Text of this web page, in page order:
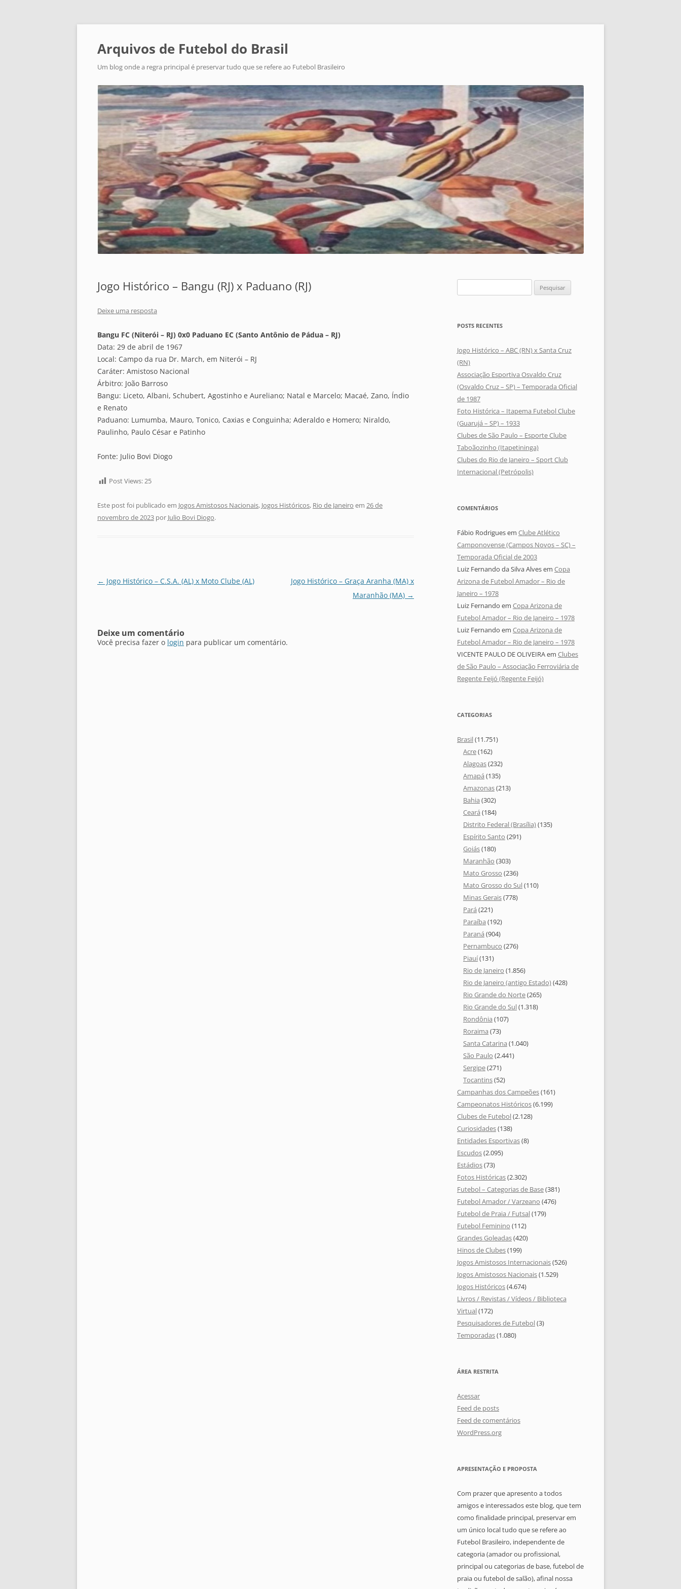
Arquivos de Futebol do Brasil
Um blog onde a regra principal é preservar tudo que se refere ao Futebol Brasileiro
Jogo Histórico – Bangu (RJ) x Paduano (RJ)
Deixe uma resposta
Bangu FC (Niterói – RJ) 0x0 Paduano EC (Santo Antônio de Pádua – RJ)
Data: 29 de abril de 1967
Local: Campo da rua Dr. March, em Niterói – RJ
Caráter: Amistoso Nacional
Árbitro: João Barroso
Bangu: Liceto, Albani, Schubert, Agostinho e Aureliano; Natal e Marcelo; Macaé, Zano, Índio
e Renato
Paduano: Lumumba, Mauro, Tonico, Caxias e Conguinha; Aderaldo e Homero; Niraldo,
Paulinho, Paulo César e Patinho
Fonte: Julio Bovi Diogo
Post Views:25
Este post foi publicado em Jogos Amistosos Nacionais, Jogos Históricos, Rio de Janeiro em 26 de
novembro de 2023 por Julio Bovi Diogo.
Navegação
← Jogo Histórico – C.S.A. (AL) x Moto Clube (AL)
Jogo Histórico – Graça Aranha (MA) x
Maranhão (MA) →
Deixe um comentário
Você precisa fazer o login para publicar um comentário.
por:
POSTS RECENTES
Jogo Histórico – ABC (RN) x Santa Cruz
(RN)
Associação Esportiva Osvaldo Cruz
(Osvaldo Cruz – SP) – Temporada Oficial
de 1987
Foto Histórica – Itapema Futebol Clube
(Guarujá – SP) – 1933
Clubes de São Paulo – Esporte Clube
Taboãozinho (Itapetininga)
Clubes do Rio de Janeiro – Sport Club
Internacional (Petrópolis)
COMENTÁRIOS
Fábio Rodriguesem Clube Atlético
Camponovense (Campos Novos – SC) –
Temporada Oficial de 2003
Luiz Fernando da Silva Alvesem Copa
Arizona de Futebol Amador – Rio de
Janeiro – 1978
Luiz Fernando em Copa Arizona de
Futebol Amador – Rio de Janeiro – 1978
Luiz Fernando em Copa Arizona de
Futebol Amador – Rio de Janeiro – 1978
VICENTE PAULO DE OLIVEIRAem Clubes
de São Paulo – Associação Ferroviária de
Regente Feijó (Regente Feijó)
CATEGORIAS
Brasil(11.751)
Acre(162)
Alagoas(232)
Amapá (135)
Amazonas(213)
Bahia (302)
Ceará (184)
Distrito Federal (Brasília)(135)
Espírito Santo (291)
Goiás(180)
Maranhão (303)
Mato Grosso (236)
Mato Grosso do Sul(110)
Minas Gerais(778)
Pará (221)
Paraíba (192)
Paraná (904)
Pernambuco (276)
Piauí(131)
Rio de Janeiro (1.856)
Rio de Janeiro (antigo Estado)(428)
Rio Grande do Norte(265)
Rio Grande do Sul(1.318)
Rondônia (107)
Roraima (73)
Santa Catarina (1.040)
São Paulo (2.441)
Sergipe(271)
Tocantins(52)
Campanhas dos Campeões(161)
Campeonatos Históricos(6.199)
Clubes de Futebol(2.128)
Curiosidades(138)
Entidades Esportivas(8)
Escudos(2.095)
Estádios(73)
Fotos Históricas(2.302)
Futebol – Categorias de Base(381)
Futebol Amador / Varzeano (476)
Futebol de Praia / Futsal(179)
Futebol Feminino (112)
Grandes Goleadas(420)
Hinos de Clubes(199)
Jogos Amistosos Internacionais(526)
Jogos Amistosos Nacionais(1.529)
Jogos Históricos(4.674)
Livros / Revistas / Vídeos / Biblioteca
Virtual(172)
Pesquisadores de Futebol(3)
Temporadas(1.080)
ÁREA RESTRITA
Acessar
Feed de posts
Feed de comentários
WordPress.org
APRESENTAÇÃO E PROPOSTA
Com prazer que apresento a todos
amigos e interessados este blog, que tem
como finalidade principal, preservar em
um único local tudo que se refere ao
Futebol Brasileiro, independente de
categoria (amador ou profissional,
principal ou categorias de base, futebol de
praia ou futebol de salão), afinal nossa